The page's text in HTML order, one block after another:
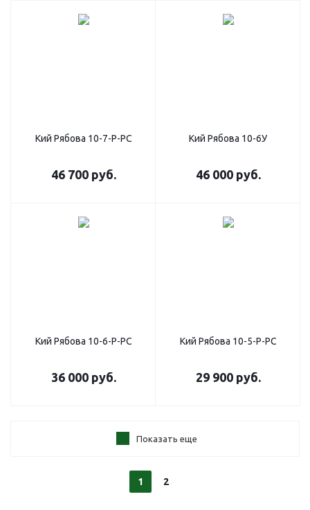
Кий Рябова 10-7-Р-РС
46 700руб.
Кий Рябова 10-6У
46 000руб.
Кий Рябова 10-6-Р-РС
36 000руб.
Кий Рябова 10-5-Р-РС
29 900руб.
Показать еще
1 2